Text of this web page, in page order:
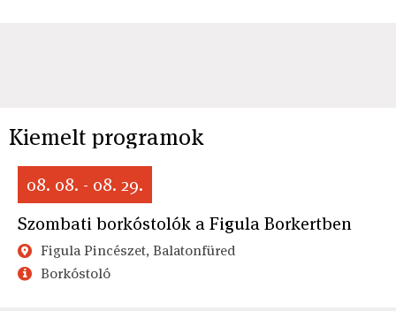
Kiemelt programok
08. 08. - 08. 29.
Szombati borkóstolók a Figula Borkertben
Figula Pincészet, Balatonfüred
Borkóstoló